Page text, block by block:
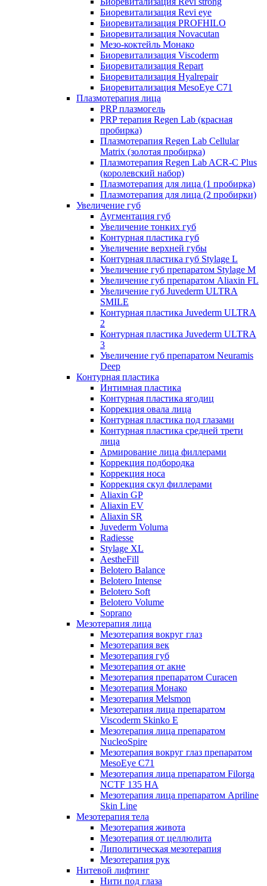
Биоревитализация Revi eye
Биоревитализация PROFHILO
Биоревитализация Novacutan
Мезо-коктейль Монако
Биоревитализация Viscoderm
Биоревитализация Repart
Биоревитализация Hyalrepair
Биоревитализация MesoEye C71
Плазмотерапия лица
PRP плазмогель
PRP терапия Regen Lab (красная
пробирка)
Плазмотерапия Regen Lab Cellular
Matrix (золотая пробирка)
Плазмотерапия Regen Lab ACR-C Plus
(королевский набор)
Плазмотерапия для лица (1 пробирка)
Плазмотерапия для лица (2 пробирки)
Увеличение губ
Аугментация губ
Увеличение тонких губ
Контурная пластика губ
Увеличение верхней губы
Контурная пластика губ Stylage L
Увеличение губ препаратом Stylage M
Увеличение губ препаратом Aliaxin FL
Увеличение губ Juvederm ULTRA
SMILE
Контурная пластика Juvederm ULTRA
2
Контурная пластика Juvederm ULTRA
3
Увеличение губ препаратом Neuramis
Deep
Контурная пластика
Интимная пластика
Контурная пластика ягодиц
Коррекция овала лица
Контурная пластика под глазами
Контурная пластика средней трети
лица
Армирование лица филлерами
Коррекция подбородка
Коррекция носа
Коррекция скул филлерами
Aliaxin GP
Aliaxin EV
Aliaxin SR
Juvederm Voluma
Radiesse
Stylage XL
AestheFill
Belotero Balance
Belotero Intense
Belotero Soft
Belotero Volume
Soprano
Мезотерапия лица
Мезотерапия вокруг глаз
Мезотерапия век
Мезотерапия губ
Мезотерапия от акне
Мезотерапия препаратом Curacen
Мезотерапия Монако
Мезотерапия Melsmon
Мезотерапия лица препаратом
Viscoderm Skinko E
Мезотерапия лица препаратом
NucleoSpire
Мезотерапия вокруг глаз препаратом
MesoEye С71
Мезотерапия лица препаратом Filorga
NCTF 135 HA
Мезотерапия лица препаратом Apriline
Skin Line
Мезотерапия тела
Мезотерапия живота
Мезотерапия от целлюлита
Липолитическая мезотерапия
Мезотерапия рук
Нитевой лифтинг
Нити под глаза